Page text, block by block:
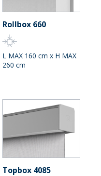
Rollbox 660
L MAX 160 cm x H MAX
260 cm
Topbox 4085